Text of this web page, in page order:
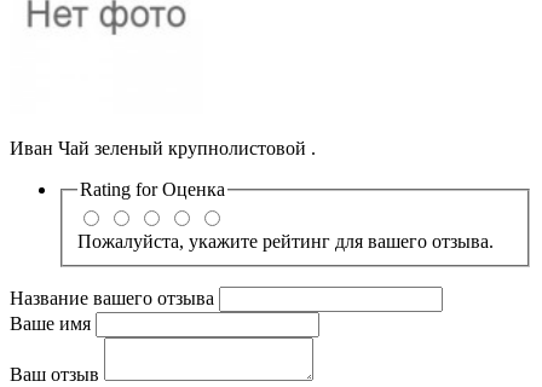
Иван Чай зеленый крупнолистовой .
Rating forОценка
Пожалуйста, укажите рейтинг для вашего отзыва.
Название вашего отзыва
Ваше имя
Ваш отзыв